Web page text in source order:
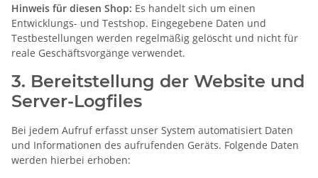
Hinweis für diesen Shop: Es handelt sich um einen
Entwicklungs- und Testshop. Eingegebene Daten und
Testbestellungen werden regelmäßig gelöscht und nicht für
reale Geschäftsvorgänge verwendet.
3. Bereitstellung der Website und
Server-Logfiles
Bei jedem Aufruf erfasst unser System automatisiert Daten
und Informationen des aufrufenden Geräts. Folgende Daten
werden hierbei erhoben: